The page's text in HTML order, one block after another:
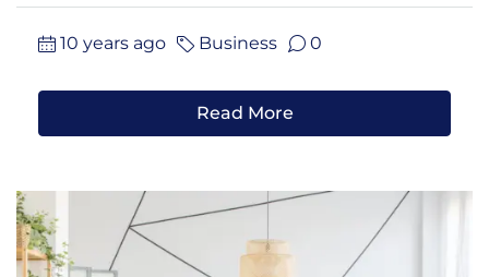
10 years ago Business 0
Read More